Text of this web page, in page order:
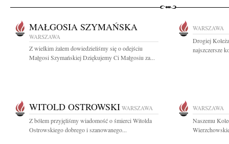
MAŁGOSIA SZYMAŃSKA
WARSZAWA
Z wielkim żalem dowiedzieliśmy się o odejściu
Małgosi Szymańskiej Dziękujemy Ci Małgosiu za...
WARSZAWA
Drogiej
najszczersze
WITOLD OSTROWSKI WARSZAWA
Z bólem przyjęliśmy wiadomość o śmierci Witolda
Ostrowskiego dobrego i szanowanego...
WARSZAWA
Naszemu